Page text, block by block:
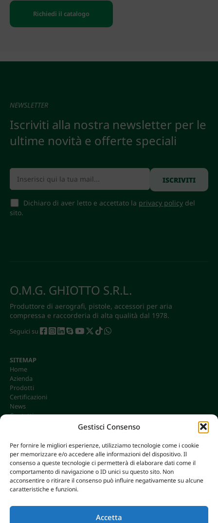
Gestisci Consenso
Per fornire le migliori esperienze, utilizziamo tecnologie come i cookie
per memorizzare e/o accedere alle informazioni del dispositivo. Il
consenso a queste tecnologie ci permetterà di elaborare dati come il
comportamento di navigazione o ID unici su questo sito. Non
acconsentire o ritirare il consenso può influire negativamente su alcune
caratteristiche e funzioni.
Accetta
Richiedi il catalogo
NEWSLETTER
Iscriviti alla nostra newsletter per le
ultime novità e offerte speciali
Dichiaro di aver letto e accettato la privacy policydel
sito.
O.M.G. GHIOTTO S.R.L.
Produttore di aerografi, pistole, accessori per aria
compressa e raccorderia di alta qualità dal 1978.
Seguici su
SITEMAP
Home
Azienda
Prodotti
Certificazioni
News
Contatti
CONTATTI
info@omgonline.it
Tel:+39 0444 400671
36040 Brendola (VI) - Italy